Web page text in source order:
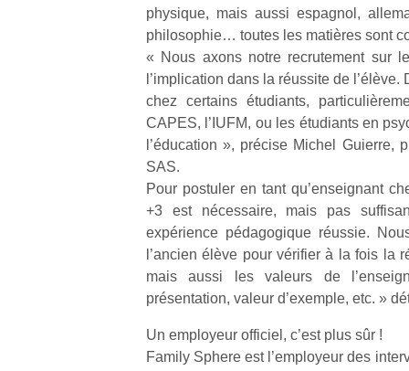
physique, mais aussi espagnol,
philosophie… toutes les matières sont
« Nous axons notre recrutement sur
l’implication dans la réussite de l’élève.
chez certains étudiants,
CAPES, l’IUFM, ou les étudiants en
l’éducation », précise Michel Guierre,
SAS.
Pour postuler en tant qu’enseignant
+3 est nécessaire, mais pas
expérience pédagogique réussie.
l’ancien élève pour vérifier à la fois la
mais aussi les valeurs de
présentation, valeur d’exemple, etc. »
Un employeur officiel, c’est plus sûr !
Family Sphere est l’employeur des